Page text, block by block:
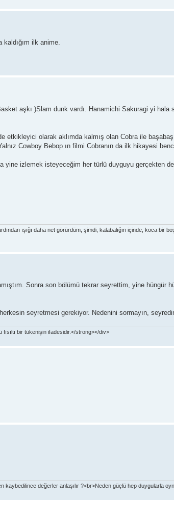
ilk anime.
aşkı )Slam dunk vardı. Hanamichi Sakuragi yi hala
etkikleyici olarak aklımda kalmış olan Cobra ile
Cowboy Bebop ın filmi Cobranın da ilk hikayesi
yine izlemek isteyeceğim her türlü duyguyu gerçekten
ışığı daha net görürdüm, şimdi, kalabalığın içinde, koca bir
Sonra son bölümü tekrar seyrettim, yine hüngür
seyretmesi gerekiyor. Nedenini sormayın,
fısıltı bir tükenişin ifadesidir.</strong></div>
değerler anlaşılır ?<br>Neden güçlü hep duygularla